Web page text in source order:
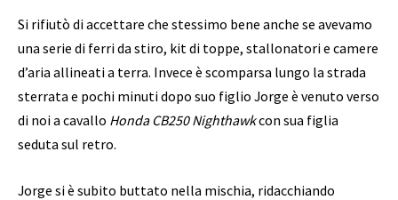
Si rifiutò di accettare che stessimo bene anche se avevamo
una serie di ferri da stiro, kit di toppe, stallonatori e camere
d’aria allineati a terra. Invece è scomparsa lungo la strada
sterrata e pochi minuti dopo suo figlio Jorge è venuto verso
di noi a cavallo Honda CB250 Nighthawkcon sua figlia
seduta sul retro.
Jorge si è subito buttato nella mischia, ridacchiando